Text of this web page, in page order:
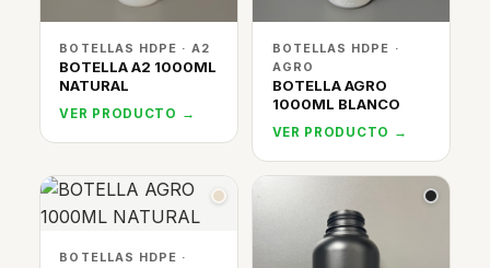
BOTELLAS HDPE · A2
BOTELLA A2 1000ML
NATURAL
VER PRODUCTO →
BOTELLAS HDPE ·
AGRO
BOTELLA AGRO
1000ML BLANCO
VER PRODUCTO →
BOTELLAS HDPE ·